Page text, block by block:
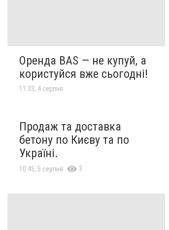
Оренда BAS — не купуй, а
користуйся вже сьогодні!
11:33, 4 серпня
Продаж та доставка
бетону по Києву та по
Україні.
10:45, 5 серпня 3